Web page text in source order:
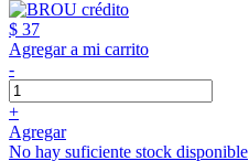
$ 37
Agregar a mi carrito
-
+
Agregar
No hay suficiente stock disponible